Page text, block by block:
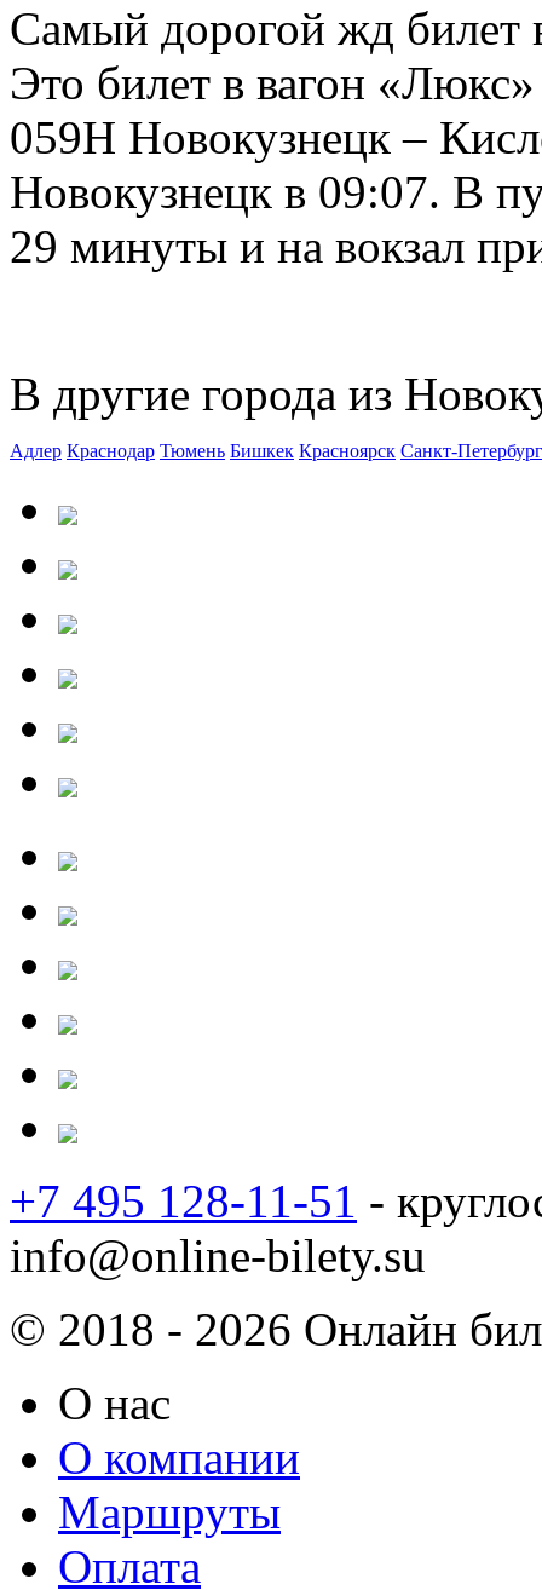
Самый дорогой жд билет
Это билет в вагон
059Н Новокузнецк –
Новокузнецк в 09:07. В
29 минуты и на вокзал
В другие города из
Адлер Краснодар Тюмень Бишкек Красноярск Санкт-Петербург
+7 495 128-11-51 -
info@online-bilety.su
© 2018 - 2026 Онлайн
О нас
О компании
Маршруты
Оплата